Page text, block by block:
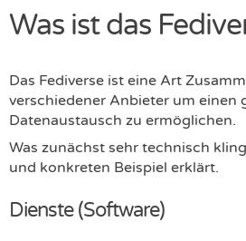
Was ist das
Das Fediverse ist eine Art
verschiedener Anbieter um einen
Datenaustausch zu ermöglichen.
Was zunächst sehr technisch
und konkreten Beispiel erklärt.
Dienste (Software)